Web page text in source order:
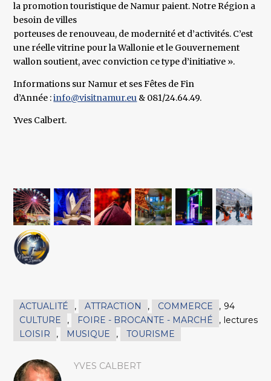
la promotion touristique de Namur paient. Notre Région a
besoin de villes
porteuses de renouveau, de modernité et d’activités. C’est
une réelle vitrine pour la Wallonie et le Gouvernement
wallon soutient, avec conviction ce type d’initiative ».
Informations sur Namur et ses Fêtes de Fin
d’Année :info@visitnamur.eu & 081/24.64.49.
Yves Calbert.
ACTUALITÉ , ATTRACTION , COMMERCE
,
CULTURE
, FOIRE - BROCANTE - MARCHÉ
,
LOISIR
, MUSIQUE , TOURISME
94
lectures
YVES CALBERT